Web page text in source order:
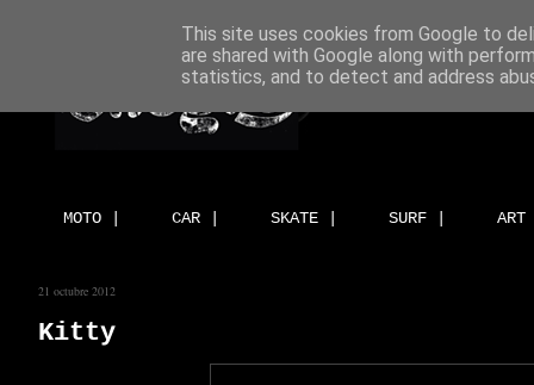
MOTO | CAR | SKATE | SURF |
21 octubre 2012
Kitty
This site uses cookies from Google to
are shared with Google along with
statistics, and to detect and address